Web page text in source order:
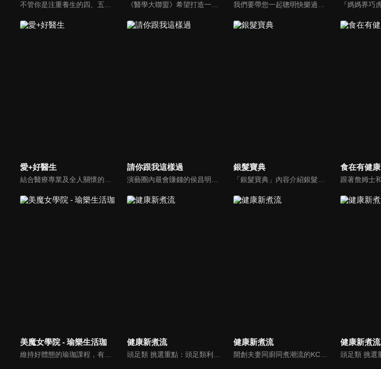
愛+好醫生 請你跟我這樣過 銀髮寶典 食在有健康
美魔女學院 - 瑜樂生活珈
維持好體態的瑜珈課程，有著豐富的瑜珈姿勢，伸展筋骨舒緩全身疲勞，緊緻肌肉線條，不只能雕塑美美的身材也能夠讓身心靈都暢快健康，跟上我們的腳步一起踏上瑜樂生活珈，輕鬆好上手，快樂享瘦！
健康新煮流
頭足類 挑選重點：頭足類利用清洗時去除內臟可以降低膽固醇的攝取。挑選雙眼清澈明亮，眼球稍微凸出，肉質結實有彈性為佳。身體具透明感，觸腕或是吸盤一碰到活體就會吸附住便是新鮮的。
健康新煮流
開創夫妻同廚同煮潮流的KC夫婦，繼《健康醫食代》後，走出攝影棚，帶大家全台走透透，發掘上帝賞賜的美味食材，內容融合新加坡南洋風和客家純樸味，加上台灣獨特的閩南風情，互相激盪交織出的火花，打造出獨一無二的美食節目。
健康新煮流